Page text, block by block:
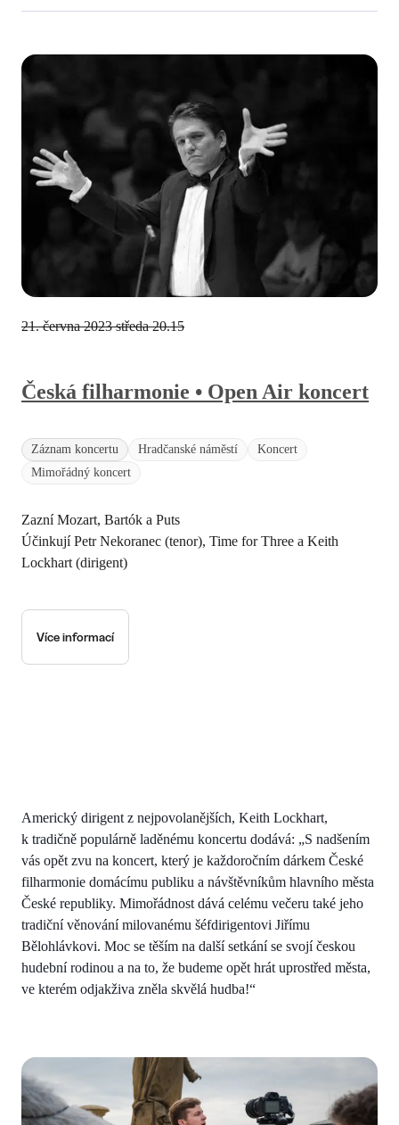
Záznam koncertu Hradčanské náměstí
Koncert
Mimořádný koncert
Česká filharmonie • Open Air koncert
Zazní Mozart, Bartók a Puts
Účinkují Petr Nekoranec (tenor), Time for Three a Keith
Lockhart (dirigent)
21. června 2023 středa20.15
Více informací
Americký dirigent z nejpovolanějších, Keith Lockhart,
k tradičně populárně laděnému koncertu dodává: „S nadšením
vás opět zvu na koncert, který je každoročním dárkem České
filharmonie domácímu publiku a návštěvníkům hlavního města
České republiky. Mimořádnost dává celému večeru také jeho
tradiční věnování milovanému šéfdirigentovi Jiřímu
Bělohlávkovi. Moc se těším na další setkání se svojí českou
hudební rodinou a na to, že budeme opět hrát uprostřed města,
ve kterém odjakživa zněla skvělá hudba!“